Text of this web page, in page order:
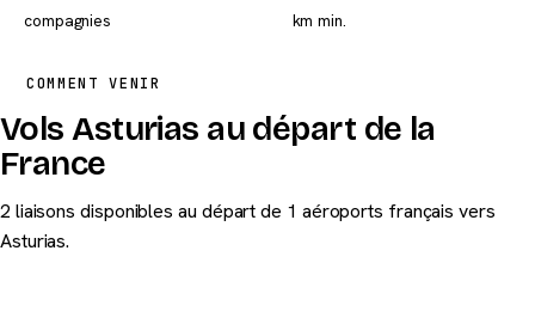
compagnies km min.
COMMENT VENIR
Vols Asturias au départ de la
France
2 liaisons disponibles au départ de 1 aéroports français vers
Asturias.